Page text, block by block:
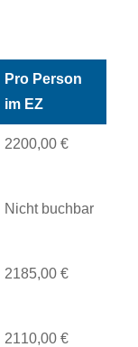
Pro Person
im EZ
2200,00 €
Nicht buchbar
2185,00 €
2110,00 €